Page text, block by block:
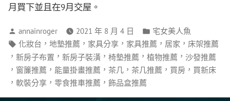
月買下並且在9月交屋。
annainroger 2021 年 8 月 4 日
宅女美人魚
化妝台 ， 地墊推薦 ， 家具分享 ， 家具推薦 ， 居家 ， 床架推薦
， 新房子布置 ， 新房子裝潢 ， 椅墊推薦 ， 植物推薦 ， 沙發推薦
， 窗簾推薦 ， 能量掛畫推薦 ， 茶几 ， 茶几推薦 ， 買房 ， 買新床
， 軟裝分享 ， 零食推車推薦 ， 飾品盒推薦